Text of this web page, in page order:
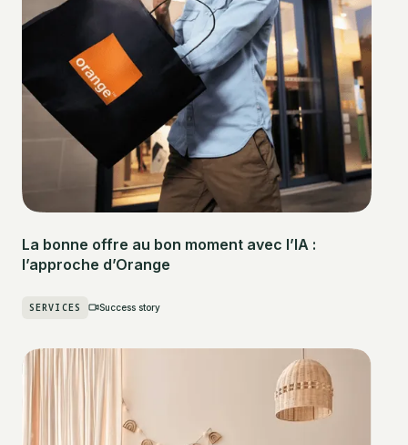
La bonne offre au bon moment avec l’IA :
l’approche d’Orange
SERVICES Success story